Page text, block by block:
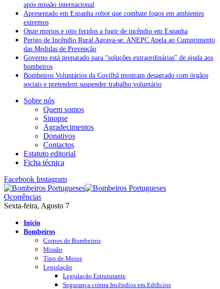
após missão internacional
Apresentado em Espanha robot que combate fogos em ambientes
extremos
Onze mortos e oito feridos a fugir de incêndio em Espanha
Perigo de Incêndio Rural Agrava-se: ANEPC Apela ao Cumprimento
das Medidas de Prevenção
Governo está preparado para “soluções extraordinárias” de ajuda aos
bombeiros
Bombeiros Voluntários da Covilhã mostram desagrado com órgãos
sociais e pretendem suspender trabalho voluntário
Sobre nós
Quem somos
Sinopse
Agradecimentos
Donativos
Contactos
Estatuto editorial
Ficha técnica
Facebook Instagram
Ocorrências
Sexta-feira, Agosto 7
Início
Bombeiros
Corpos de Bombeiros
Missão
Tipo de Meios
Legislação
Legislação Estruturante
Segurança contra Incêndios em Edificios